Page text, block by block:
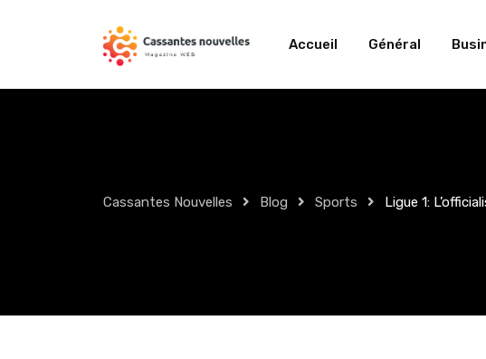
Accueil Général
Cassantes Nouvelles Blog Sports Ligue 1: